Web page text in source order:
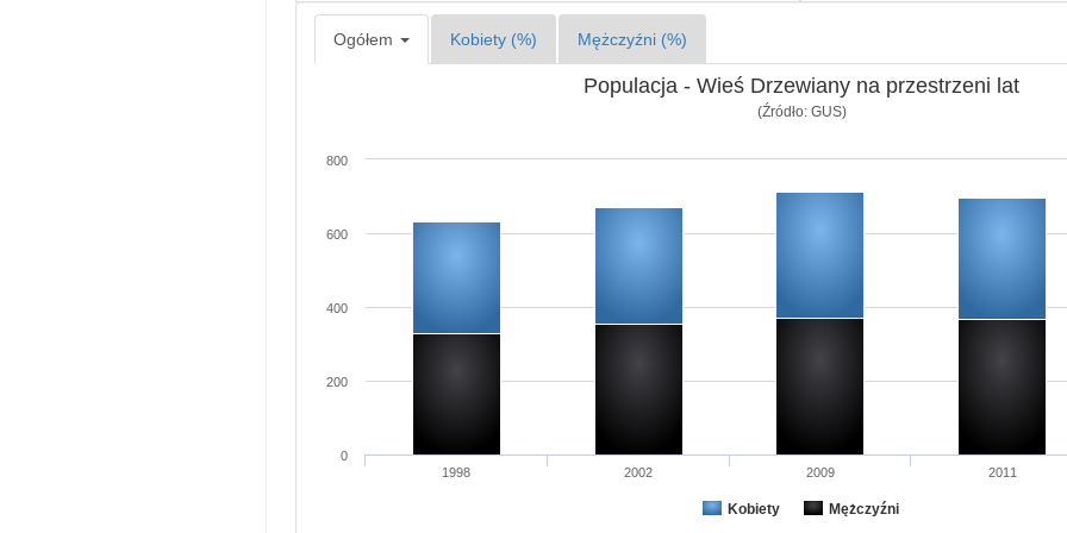
Ogółem Kobiety (%) Mężczyźni (%)
Populacja - Wieś Drzewiany na przestrzeni lat
(Źródło: GUS)
Kobiety Mężczyźni
1998 2002 2009 2011
0
200
400
600
800